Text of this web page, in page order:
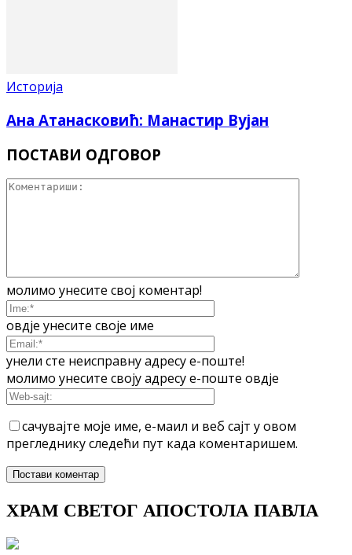
Историја
Ана Атанасковић: Манастир Вујан
ПОСТАВИ ОДГОВОР
молимо унесите свој коментар!
овдје унесите своје име
унели сте неисправну адресу е-поште!
молимо унесите своју адресу е-поште овдје
сачувајте моје име, е-маил и веб сајт у овом
прегледнику следећи пут када коментаришем.
ХРАМ СВЕТОГ АПОСТОЛА ПАВЛА